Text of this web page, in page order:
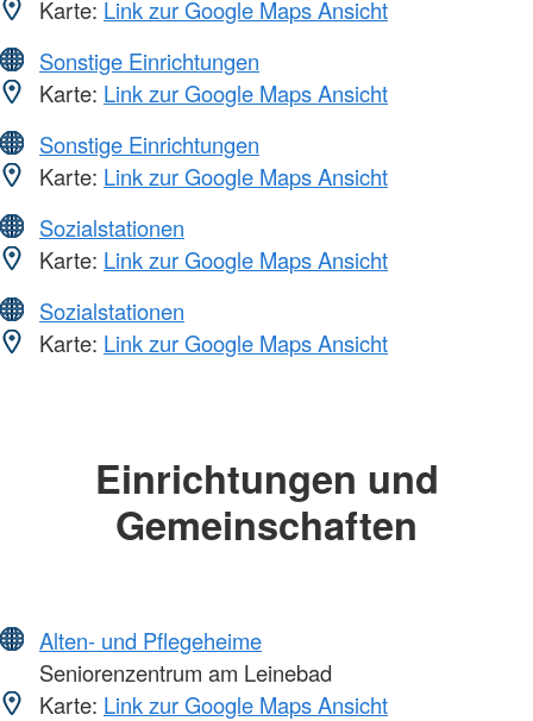
Karte: Link zur Google Maps Ansicht
Sonstige Einrichtungen
Karte: Link zur Google Maps Ansicht
Sonstige Einrichtungen
Karte: Link zur Google Maps Ansicht
Sozialstationen
Karte: Link zur Google Maps Ansicht
Sozialstationen
Karte: Link zur Google Maps Ansicht
Einrichtungen und
Gemeinschaften
Alten- und Pflegeheime
Seniorenzentrum am Leinebad
Karte: Link zur Google Maps Ansicht